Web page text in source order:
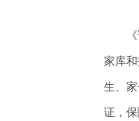
《试
家库
生、
证，保